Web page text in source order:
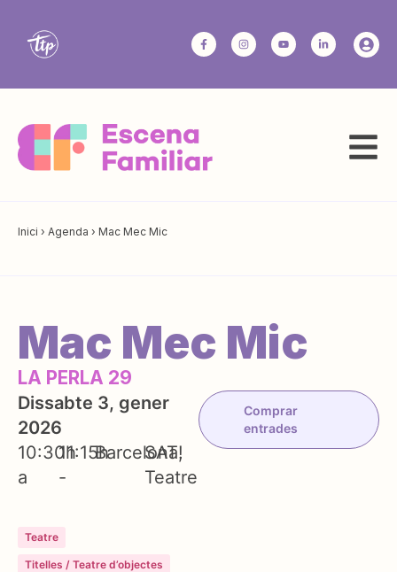
Inici › Agenda › Mac Mec Mic
Mac Mec Mic
LA PERLA 29
Dissabte 3, gener
2026
10:30h
a
11:15h
-
Barcelona
SAT!
Teatre
Teatre
Titelles / Teatre d’objectes
Comprar
entrades